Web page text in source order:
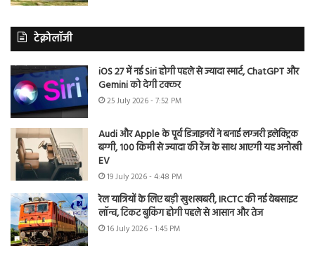
टेक्नोलॉजी
iOS 27 में नई Siri होगी पहले से ज्यादा स्मार्ट, ChatGPT और
Gemini को देगी टक्कर
25 July 2026 - 7:52 PM
Audi और Apple के पूर्व डिजाइनरों ने बनाई लग्जरी इलेक्ट्रिक
बग्गी, 100 किमी से ज्यादा की रेंज के साथ आएगी यह अनोखी
EV
19 July 2026 - 4:48 PM
रेल यात्रियों के लिए बड़ी खुशखबरी, IRCTC की नई वेबसाइट
लॉन्च, टिकट बुकिंग होगी पहले से आसान और तेज
16 July 2026 - 1:45 PM